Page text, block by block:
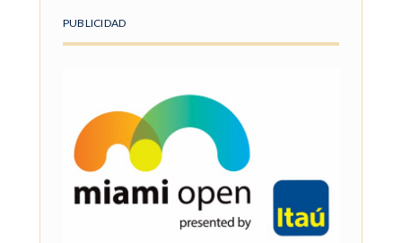
PUBLICIDAD